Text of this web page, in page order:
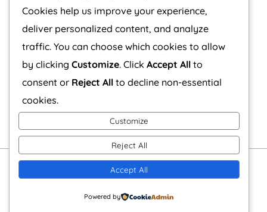
C/Chile 21, Bajo 2 - 26005 Logroño
COPYRIGHT EL DESVÁN ARTESANO
Cookies help us improve your experience,
deliver personalized content, and analyze
traffic. You can choose which cookies to allow
by clicking Customize. Click Accept All to
consent or Reject All to decline non-essential
cookies.
Customize
Reject All
Accept All
Powered by